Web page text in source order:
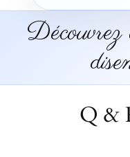
Découvrez
Q &